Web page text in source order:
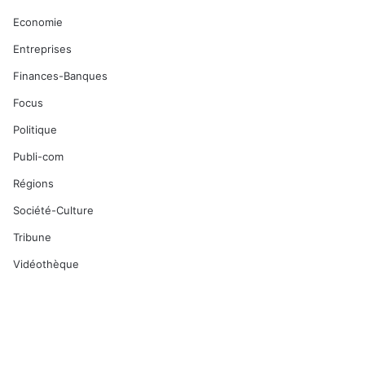
Economie
Entreprises
Finances-Banques
Focus
Politique
Publi-com
Régions
Société-Culture
Tribune
Vidéothèque